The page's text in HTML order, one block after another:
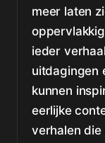
meer laten
ieder
uitdagingen
kunnen
eerlijke
verhalen die